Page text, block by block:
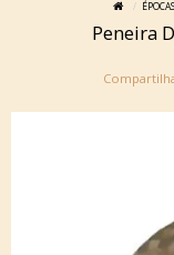
ÉPOCAS
Peneira